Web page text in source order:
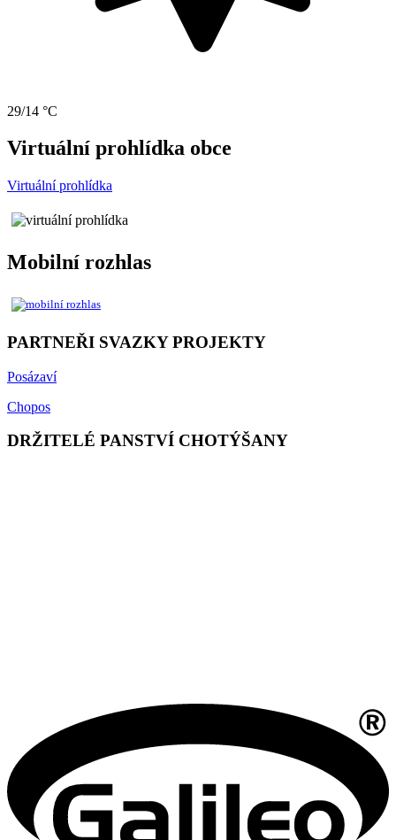
29/14 °C
Virtuální prohlídka obce
Virtuální prohlídka
Mobilní rozhlas
PARTNEŘI SVAZKY PROJEKTY
Posázaví
Chopos
DRŽITELÉ PANSTVÍ CHOTÝŠANY